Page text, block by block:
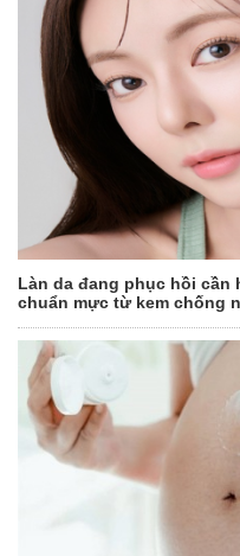
Làn da đang phục hồi
chuẩn mực từ kem chống